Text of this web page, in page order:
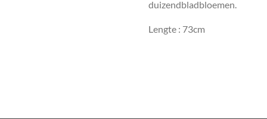
duizendbladbloemen.
Lengte : 73cm